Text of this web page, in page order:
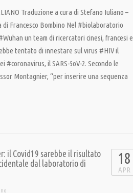
Traduzione a cura di Stefano Iuliano –
Francesco Bombino Nel #biolaboratorio
un team di ricercatori cinesi, francesi e
tentato di innestare sul virus #HIV il
#coronavirus, il SARS-5oV-2. Secondo le
Montagnier, “per inserire una sequenza
il Covid19 sarebbe il risultato
dal laboratorio di
18
APR